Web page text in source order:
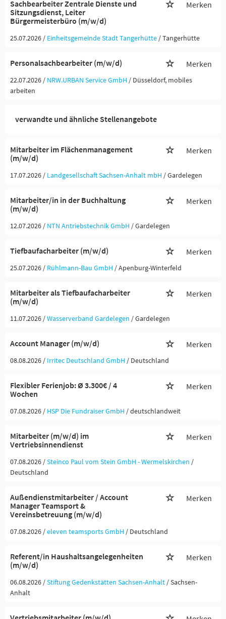
Sachbearbeiter Zentrale Dienste und
Sitzungsdienst, Leiter
Bürgermeisterbüro (m/w/d)
Merken
25.07.2026 / Einheitsgemeinde Stadt Tangerhütte / Tangerhütte
Personalsachbearbeiter (m/w/d) Merken
22.07.2026 / NRW.URBAN Service GmbH / Düsseldorf, mobiles
arbeiten
verwandte und ähnliche Stellenangebote
Mitarbeiter im Flächenmanagement
(m/w/d)
Merken
17.07.2026 / Landgesellschaft Sachsen-Anhalt mbH / Gardelegen
Mitarbeiter/in in der Buchhaltung
(m/w/d)
Merken
12.07.2026 / NTN Antriebstechnik GmbH / Gardelegen
Tiefbaufacharbeiter (m/w/d) Merken
25.07.2026 / Rühlmann-Bau GmbH / Apenburg-Winterfeld
Mitarbeiter als Tiefbaufacharbeiter
(m/w/d)
Merken
11.07.2026 /Wasserverband Gardelegen / Gardelegen
Account Manager (m/w/d) Merken
08.08.2026 / Irritec Deutschland GmbH / Deutschland
Flexibler Ferienjob: Ø 3.300€ / 4
Wochen
Merken
07.08.2026 / HSP Die Fundraiser GmbH / deutschlandweit
Mitarbeiter (m/w/d) im
Vertriebsinnendienst
Merken
07.08.2026 /Steinco Paul vom Stein GmbH - Wermelskirchen /
Deutschland
Außendienstmitarbeiter / Account
Manager Teamsport &
Vereinsbetreuung (m/w/d)
Merken
07.08.2026 /eleven teamsports GmbH / Deutschland
Referent/in Haushaltsangelegenheiten
(m/w/d)
Merken
06.08.2026 /Stiftung Gedenkstätten Sachsen-Anhalt / Sachsen-
Anhalt